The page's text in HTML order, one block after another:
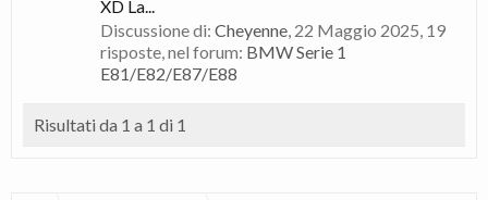
XD La...
Discussione di: Cheyenne, 22 Maggio 2025, 19
risposte, nel forum: BMW Serie 1
E81/E82/E87/E88
Risultati da 1 a 1 di 1